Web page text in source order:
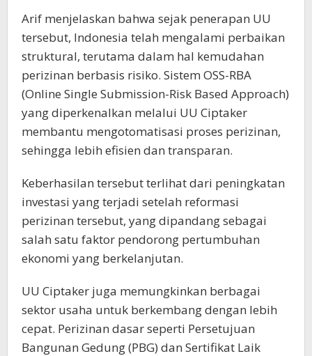
Arif menjelaskan bahwa sejak penerapan UU
tersebut, Indonesia telah mengalami perbaikan
struktural, terutama dalam hal kemudahan
perizinan berbasis risiko. Sistem OSS-RBA
(Online Single Submission-Risk Based Approach)
yang diperkenalkan melalui UU Ciptaker
membantu mengotomatisasi proses perizinan,
sehingga lebih efisien dan transparan.
Keberhasilan tersebut terlihat dari peningkatan
investasi yang terjadi setelah reformasi
perizinan tersebut, yang dipandang sebagai
salah satu faktor pendorong pertumbuhan
ekonomi yang berkelanjutan.
UU Ciptaker juga memungkinkan berbagai
sektor usaha untuk berkembang dengan lebih
cepat. Perizinan dasar seperti Persetujuan
Bangunan Gedung (PBG) dan Sertifikat Laik